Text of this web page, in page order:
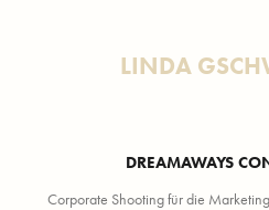
LINDA
DREAMAWAYS
Corporate Shooting für die